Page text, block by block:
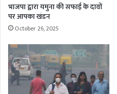
भाजपा द्वारा यमुना की सफाई के दावों
पर आपका खंडन
October 26, 2025